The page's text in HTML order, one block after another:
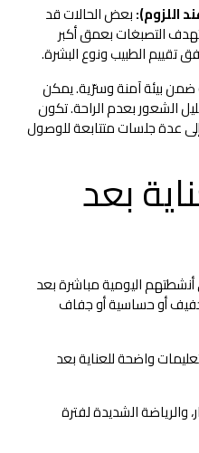
بعض الحالات قد
بعمق أكبر
الطبيب ونوع البشرة.
بيئة آمنة وسرّية. يمكن
بعدم الراحة. تكون
جلسات متتابعة للوصول
بعد
اليومية مباشرة بعد
أو حساسية أو جفاف
واضحة للعناية بعد
الشديدة لفترة